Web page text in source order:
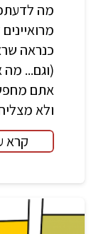
מה
כנראה
(וגם...
אתם
ולא
קרא